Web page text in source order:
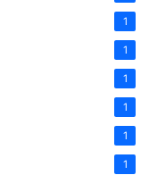
1
1
1
1
1
1